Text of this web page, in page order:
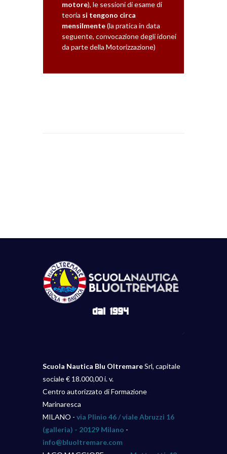
motore), le sessioni di esame di
teoria si tengono circa
mensilmente(la pratica in data
seguente, convocazione degli idonei
da parte della Motorizzazione)
Scuola Nautica Blu OltremareSrl, capitale
sociale € 18.000,00 i. v.
Centro autorizzato di Formazione
Marinaresca
MILANO - via Plinio 46 / viale Abruzzi 16
(galleria) - 20129 Milano -
info@bluoltremare.com